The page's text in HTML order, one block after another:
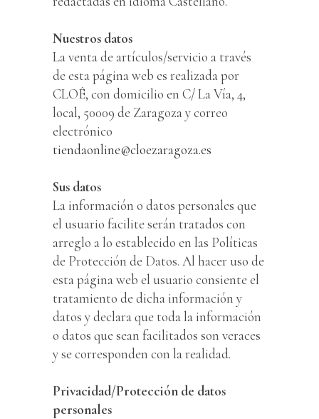
Nuestros datos
La venta de artículos/servicio a través
de esta página web es realizada por
CLOÊ, con domicilio en C/ La Vía, 4,
local, 50009 de Zaragoza y correo
electrónico
tiendaonline@cloezaragoza.es
Sus datos
La información o datos personales que
el usuario facilite serán tratados con
arreglo a lo establecido en las Políticas
de Protección de Datos. Al hacer uso de
esta página web el usuario consiente el
tratamiento de dicha información y
datos y declara que toda la información
o datos que sean facilitados son veraces
y se corresponden con la realidad.
Privacidad/Protección de datos
personales